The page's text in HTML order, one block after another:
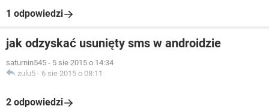
1 odpowiedzi
jak odzyskać usunięty sms w androidzie
saturnin545 - 5 sie 2015 o 14:34
zulu5 - 6 sie 2015 o 08:11
2 odpowiedzi